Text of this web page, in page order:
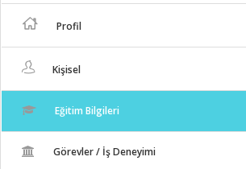
Profil
Kişisel
Eğitim Bilgileri
Görevler / İş Deneyimi